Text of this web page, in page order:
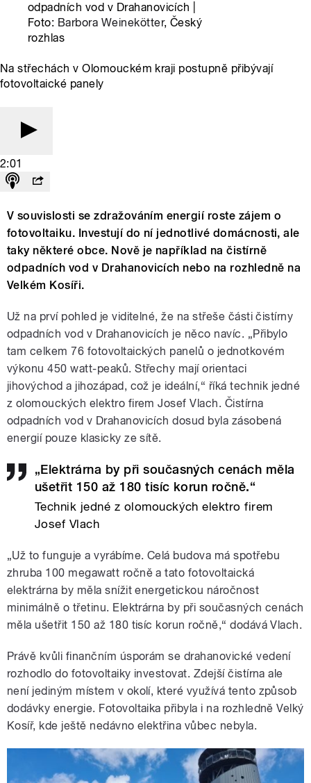
odpadních vod v Drahanovicích |
Foto: Barbora Weinekötter, Český
rozhlas
Na střechách v Olomouckém kraji postupně přibývají
fotovoltaické panely
2:01
V souvislosti se zdražováním energií roste zájem o
fotovoltaiku. Investují do ní jednotlivé domácnosti, ale
taky některé obce. Nově je například na čistírně
odpadních vod v Drahanovicích nebo na rozhledně na
Velkém Kosíři.
Už na prví pohled je viditelné, že na střeše části čistírny
odpadních vod v Drahanovicích je něco navíc. „Přibylo
tam celkem 76 fotovoltaických panelů o jednotkovém
výkonu 450 watt-peaků. Střechy mají orientaci
jihovýchod a jihozápad, což je ideální,“ říká technik jedné
z olomouckých elektro firem Josef Vlach. Čistírna
odpadních vod v Drahanovicích dosud byla zásobená
energií pouze klasicky ze sítě.
„Elektrárna by při současných cenách měla
ušetřit 150 až 180 tisíc korun ročně.“
Technik jedné z olomouckých elektro firem
Josef Vlach
„Už to funguje a vyrábíme. Celá budova má spotřebu
zhruba 100 megawatt ročně a tato fotovoltaická
elektrárna by měla snížit energetickou náročnost
minimálně o třetinu. Elektrárna by při současných cenách
měla ušetřit 150 až 180 tisíc korun ročně,“ dodává Vlach.
Právě kvůli finančním úsporám se drahanovické vedení
rozhodlo do fotovoltaiky investovat. Zdejší čistírna ale
není jediným místem v okolí, které využívá tento způsob
dodávky energie. Fotovoltaika přibyla i na rozhledně Velký
Kosíř, kde ještě nedávno elektřina vůbec nebyla.